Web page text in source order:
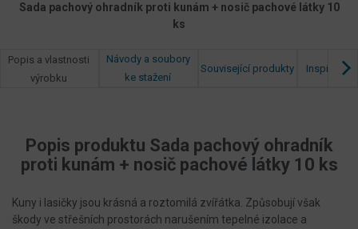
Sada pachový ohradník proti kunám + nosič pachové látky 10
ks
Popis a vlastnosti
výrobku
Návody a soubory
ke stažení
Související produkty Inspirace
Popis produktu Sada pachový ohradník
proti kunám + nosič pachové látky 10 ks
Kuny i lasičky jsou krásná a roztomilá zvířátka. Způsobují však
škody ve střešních prostorách narušením tepelné izolace a